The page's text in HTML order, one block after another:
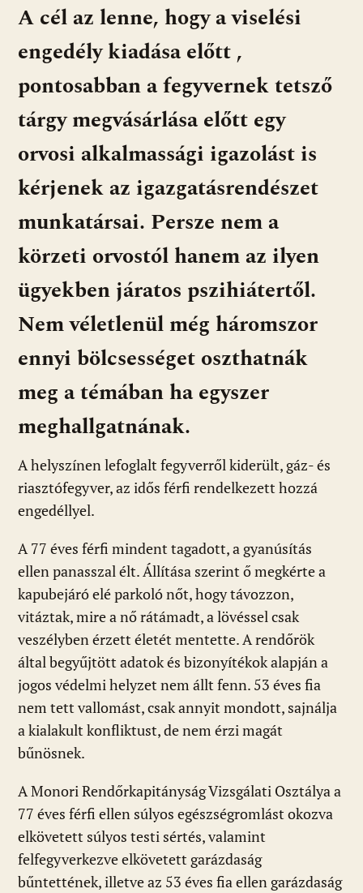
A cél az lenne, hogy a viselési
engedély kiadása előtt ,
pontosabban a fegyvernek tetsző
tárgy megvásárlása előtt egy
orvosi alkalmassági igazolást is
kérjenek az igazgatásrendészet
munkatársai. Persze nem a
körzeti orvostól hanem az ilyen
ügyekben járatos pszihiátertől.
Nem véletlenül még háromszor
ennyi bölcsességet oszthatnák
meg a témában ha egyszer
meghallgatnának.
A helyszínen lefoglalt fegyverről kiderült, gáz- és
riasztófegyver, az idős férfi rendelkezett hozzá
engedéllyel.
A 77 éves férfi mindent tagadott, a gyanúsítás
ellen panasszal élt. Állítása szerint ő megkérte a
kapubejáró elé parkoló nőt, hogy távozzon,
vitáztak, mire a nő rátámadt, a lövéssel csak
veszélyben érzett életét mentette. A rendőrök
által begyűjtött adatok és bizonyítékok alapján a
jogos védelmi helyzet nem állt fenn. 53 éves fia
nem tett vallomást, csak annyit mondott, sajnálja
a kialakult konfliktust, de nem érzi magát
bűnösnek.
A Monori Rendőrkapitányság Vizsgálati Osztálya a
77 éves férfi ellen súlyos egészségromlást okozva
elkövetett súlyos testi sértés, valamint
felfegyverkezve elkövetett garázdaság
bűntettének, illetve az 53 éves fia ellen garázdaság